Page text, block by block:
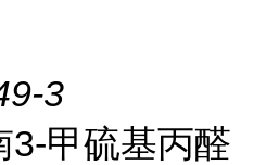
3
3-甲硫基丙醛